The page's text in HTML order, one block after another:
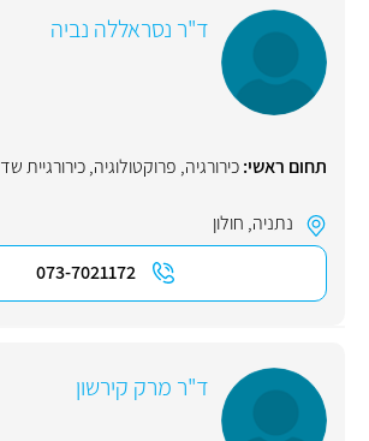
ד"ר נסראללה נביה
תחום ראשי:כירורגיה, פרוקטולוגיה,כירורגיית שד
נתניה, חולון
073-7021172
ד"ר מרק קירשון